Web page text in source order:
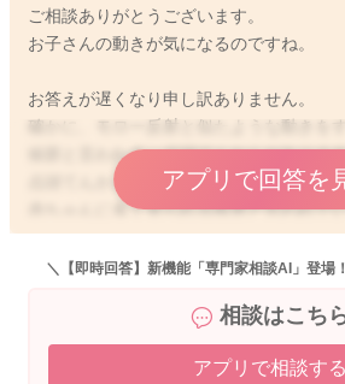
ご相談ありがとうございます。
お子さんの動きが気になるのですね。
お答えが遅くなり申し訳ありません。
確かに、モロー反射と似たような動きを
候群と言われる、点頭てんかんがありま
点頭てんかんは、大半が1歳未満に発症し
赤ちゃんに多く見られる疾患と言われて
性の脳疾患で、けいれんなどの症状が見
点頭てんかんは低月齢のお子さんの発症
もありますが、点頭てんかんの症状とし
ときに突然、頭部を一瞬ガクンと前屈さ
ぐさをする、両上肢を振り上げたり、体
アプリで回答を
＼【即時回答】新機能「専門家相談AI」登場
相談はこち
アプリで相談する